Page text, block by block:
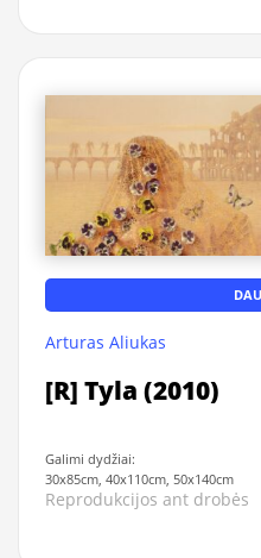
Arturas Aliukas
[R] Tyla (2010)
Galimi dydžiai:
30x85cm, 40x110cm, 50x140cm
Reprodukcijos ant drobės